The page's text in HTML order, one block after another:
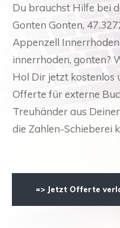
Du brauchst Hilfe bei
Gonten Gonten,
Appenzell
innerrhoden, gonten?
Hol Dir jetzt kostenlos
Offerte für externe
Treuhänder aus
die Zahlen-Schieberei
=> Jetzt Offerte